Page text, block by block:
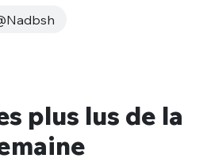
plus lus de la